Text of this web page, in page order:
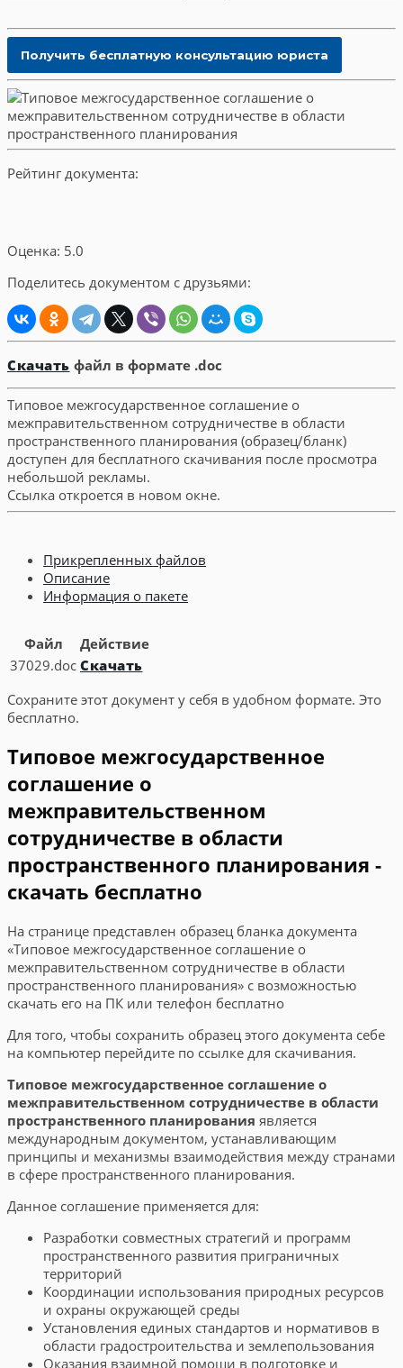
Рейтинг документа:
Оценка: 5.0
Поделитесь документом с друзьями:
Скачать файл в формате .doc
Типовое межгосударственное соглашение о
межправительственном сотрудничестве в области
пространственного планирования (образец/бланк)
доступен для бесплатного скачивания после просмотра
небольшой рекламы.
Ссылка откроется в новом окне.
Прикрепленных файлов
Описание
Информация о пакете
Файл
Действие
37029.doc Скачать
Сохраните этот документ у себя в удобном формате. Это
бесплатно.
Типовое межгосударственное
соглашение о
межправительственном
сотрудничестве в области
пространственного планирования -
скачать бесплатно
На странице представлен образец бланка документа
«Типовое межгосударственное соглашение о
межправительственном сотрудничестве в области
пространственного планирования» с возможностью
скачать его на ПК или телефон бесплатно
Для того, чтобы сохранить образец этого документа себе
на компьютер перейдите по ссылке для скачивания.
Типовое межгосударственное соглашение о
межправительственном сотрудничестве в области
пространственного планирования является
международным документом, устанавливающим
принципы и механизмы взаимодействия между странами
в сфере пространственного планирования.
Данное соглашение применяется для:
Разработки совместных стратегий и программ
пространственного развития приграничных
территорий
Координации использования природных ресурсов
и охраны окружающей среды
Установления единых стандартов и нормативов в
области градостроительства и землепользования
Оказания взаимной помощи в подготовке и